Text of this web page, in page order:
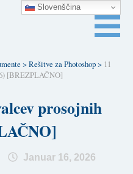
>Rešitve za Photoshop> 11
[BREZPLAČNO]
prosojnih
Januar 16, 2026
Slovenščina